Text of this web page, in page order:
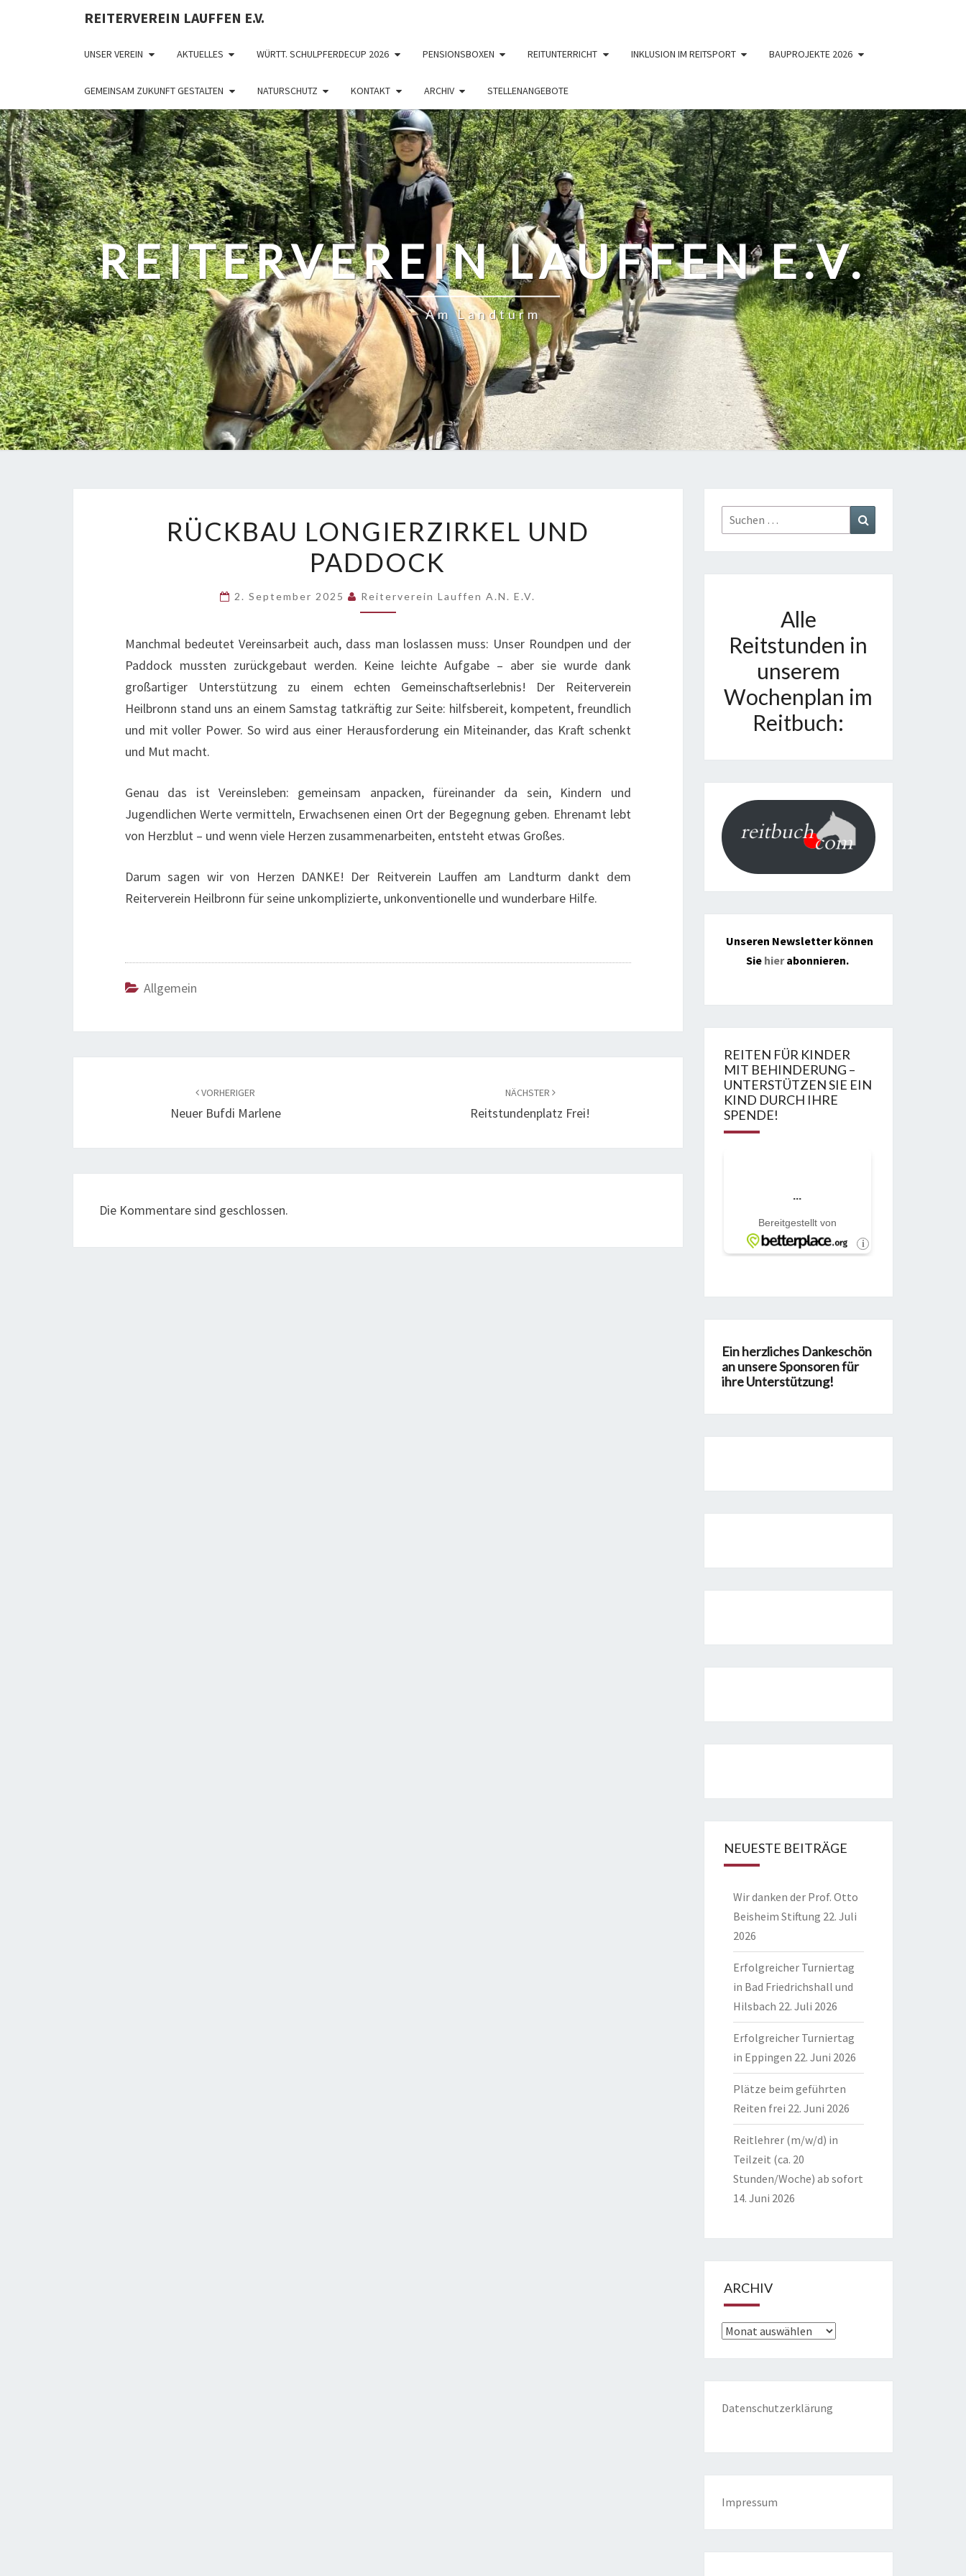
REITERVEREIN LAUFFEN E.V.
UNSER VEREIN AKTUELLES WÜRTT. SCHULPFERDECUP 2026 PENSIONSBOXEN REITUNTERRICHT INKLUSION IM REITSPORT BAUPROJEKTE 2026
GEMEINSAM ZUKUNFT GESTALTEN NATURSCHUTZ KONTAKT ARCHIV STELLENANGEBOTE
REITERVEREIN LAUFFEN E.V.
Am Landturm
LONGIERZIRKEL
UND
PADDOCK
RÜCKBAU LONGIERZIRKEL UND
PADDOCK
2. September 2025 Reiterverein Lauffen A.N. E.V.
Manchmal bedeutet Vereinsarbeit auch, dass man loslassen muss: Unser Roundpen und der
Paddock mussten zurückgebaut werden. Keine leichte Aufgabe – aber sie wurde dank
großartiger Unterstützung zu einem echten Gemeinschaftserlebnis! Der Reiterverein
Heilbronn stand uns an einem Samstag tatkräftig zur Seite: hilfsbereit, kompetent, freundlich
und mit voller Power. So wird aus einer Herausforderung ein Miteinander, das Kraft schenkt
und Mut macht.
Genau das ist Vereinsleben: gemeinsam anpacken, füreinander da sein, Kindern und
Jugendlichen Werte vermitteln, Erwachsenen einen Ort der Begegnung geben. Ehrenamt lebt
von Herzblut – und wenn viele Herzen zusammenarbeiten, entsteht etwas Großes.
Darum sagen wir von Herzen DANKE! Der Reitverein Lauffen am Landturm dankt dem
Reiterverein Heilbronn für seine unkomplizierte, unkonventionelle und wunderbare Hilfe.
Allgemein
VORHERIGER
Neuer Bufdi Marlene
NÄCHSTER
Reitstundenplatz Frei!
Die Kommentare sind geschlossen.
Suchen
nach:
Alle
Reitstunden in
unserem
Wochenplan im
Reitbuch:
Unseren Newsletter können
Sie hierabonnieren.
REITEN FÜR KINDER
MIT BEHINDERUNG –
UNTERSTÜTZEN SIE EIN
KIND DURCH IHRE
SPENDE!
Ein herzliches Dankeschön
an unsere Sponsoren für
ihre Unterstützung!
NEUESTE BEITRÄGE
Wir danken der Prof. Otto
Beisheim Stiftung 22. Juli
2026
Erfolgreicher Turniertag
in Bad Friedrichshall und
Hilsbach 22. Juli 2026
Erfolgreicher Turniertag
in Eppingen 22. Juni 2026
Plätze beim geführten
Reiten frei 22. Juni 2026
Reitlehrer (m/w/d) in
Teilzeit (ca. 20
Stunden/Woche) ab sofort
14. Juni 2026
ARCHIV
Archiv
Datenschutzerklärung
Impressum